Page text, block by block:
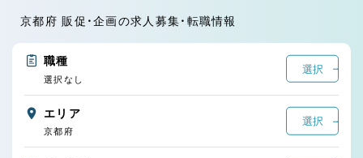
京都府 販促・企画の求人募集・転職情報
職種
選択
選択なし
エリア
選択
京都府